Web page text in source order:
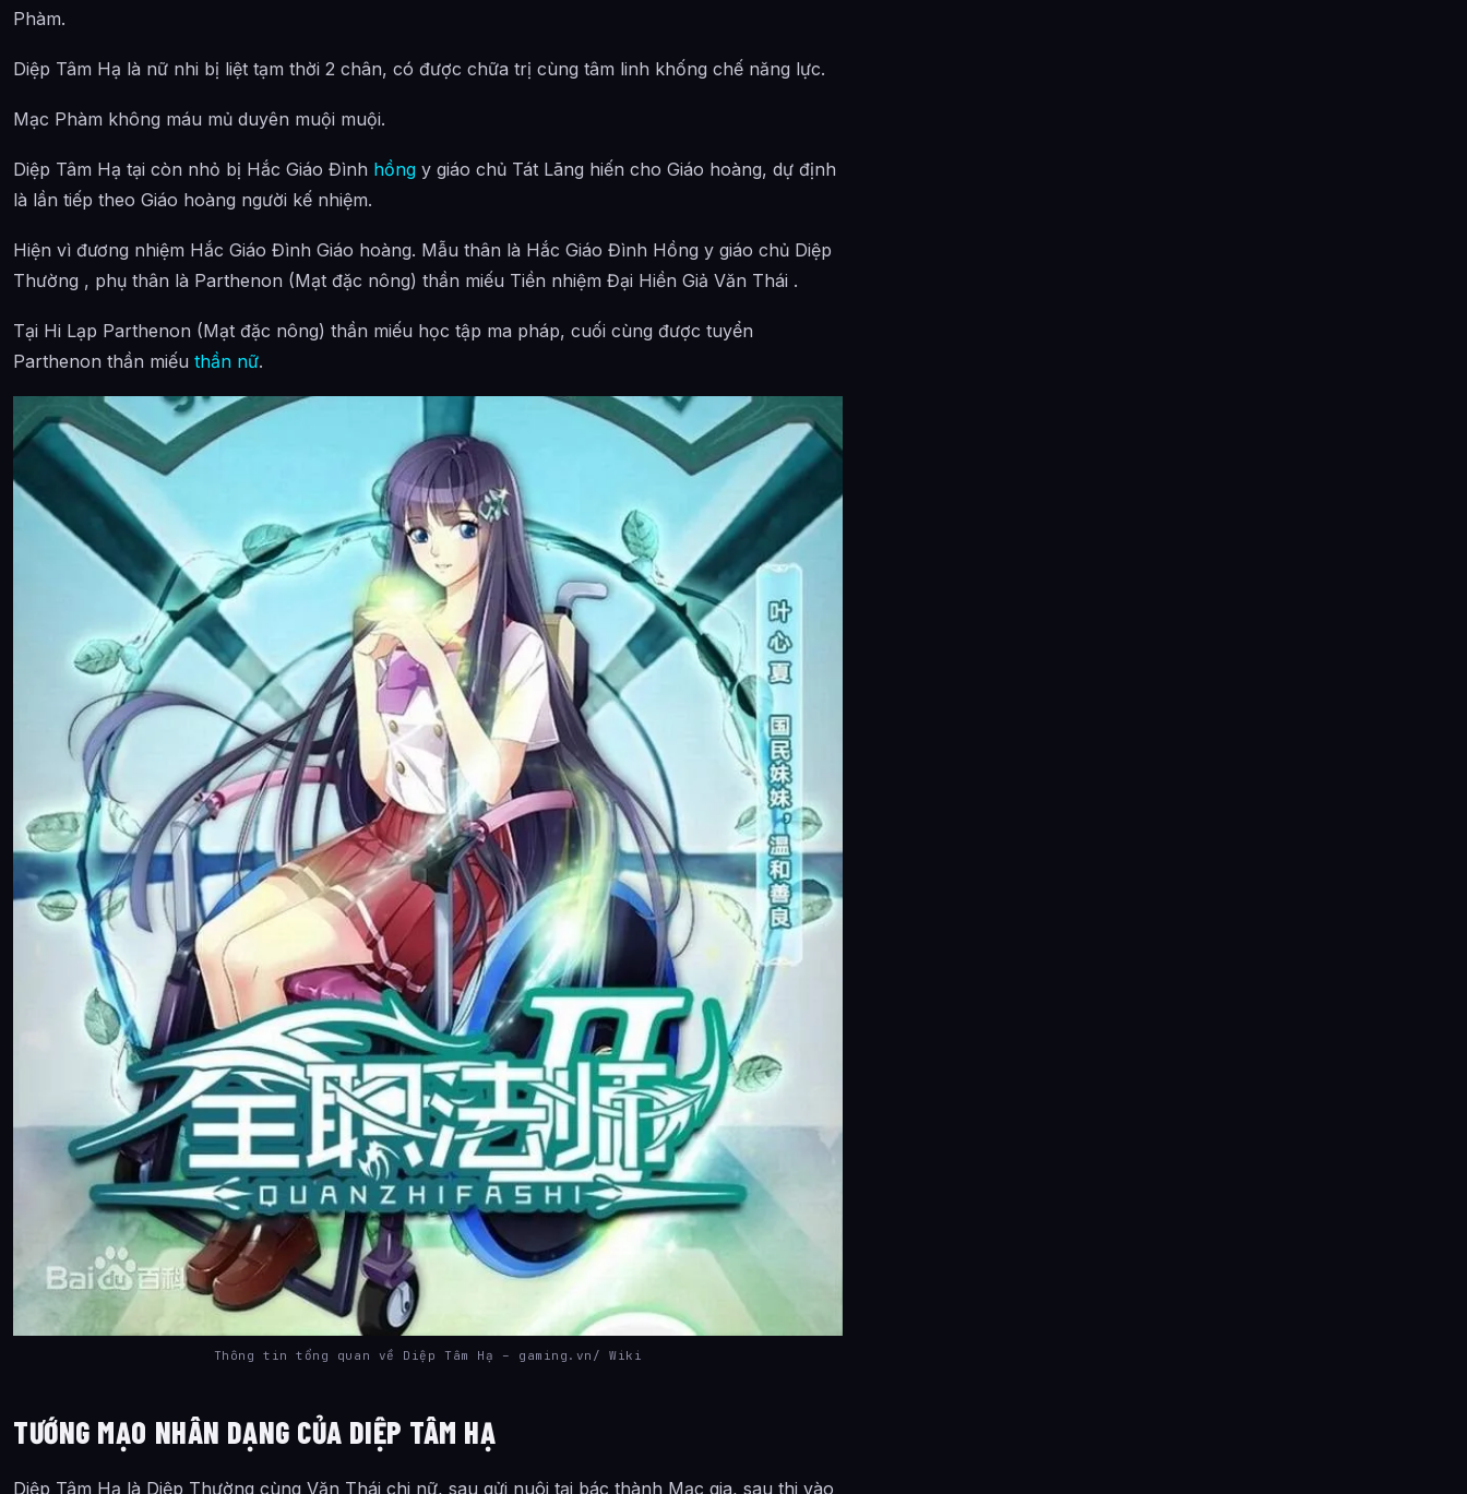
Phàm.
Diệp Tâm Hạ là nữ nhi bị liệt tạm thời 2 chân, có được chữa trị cùng tâm linh khống chế năng lực.
Mạc Phàm không máu mủ duyên muội muội.
Diệp Tâm Hạ tại còn nhỏ bị Hắc Giáo Đình hồng y giáo chủ Tát Lãng hiến cho Giáo hoàng, dự định
là lần tiếp theo Giáo hoàng người kế nhiệm.
Hiện vì đương nhiệm Hắc Giáo Đình Giáo hoàng. Mẫu thân là Hắc Giáo Đình Hồng y giáo chủ Diệp
Thường , phụ thân là Parthenon (Mạt đặc nông) thần miếu Tiền nhiệm Đại Hiền Giả Văn Thái .
Tại Hi Lạp Parthenon (Mạt đặc nông) thần miếu học tập ma pháp, cuối cùng được tuyển
Parthenon thần miếu thần nữ.
Thông tin tổng quan về Diệp Tâm Hạ – gaming.vn/ Wiki
TƯỚNG MẠO NHÂN DẠNG CỦA DIỆP TÂM HẠ
Diệp Tâm Hạ là Diệp Thường cùng Văn Thái chi nữ, sau gửi nuôi tại bác thành Mạc gia, sau thi vào